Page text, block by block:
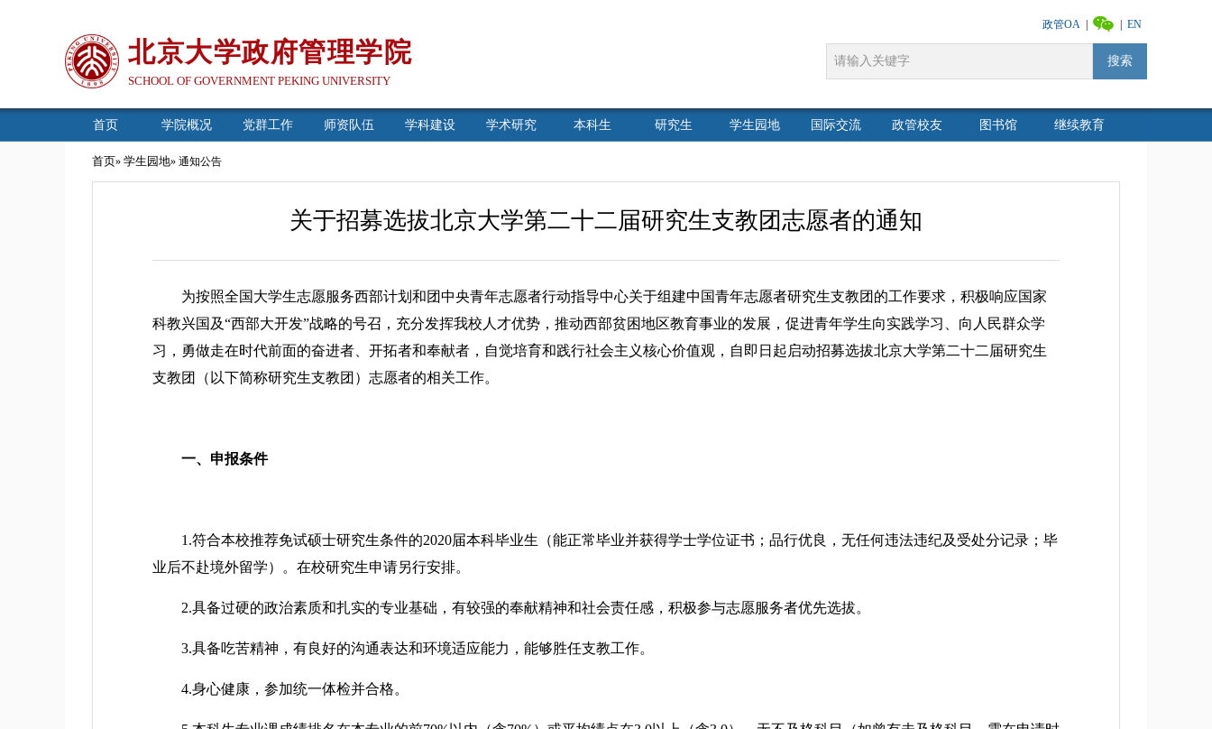
北京大学政府管理学院
SCHOOL OF GOVERNMENT PEKING UNIVERSITY
政管OA EN
搜索
首页 学院概况 党群工作 师资队伍 学科建设 学术研究 本科生 研究生 学生园地 国际交流 政管校友 图书馆 继续教育
首页» 学生园地» 通知公告
关于招募选拔北京大学第二十二届研究生支教团志愿者的通知
为按照全国大学生志愿服务西部计划和团中央青年志愿者行动指导中心关于组建中国青年志愿者研究生支教团的工作要求，积极响应国家
科教兴国及“西部大开发”战略的号召，充分发挥我校人才优势，推动西部贫困地区教育事业的发展，促进青年学生向实践学习、向人民群众学
习，勇做走在时代前面的奋进者、开拓者和奉献者，自觉培育和践行社会主义核心价值观，自即日起启动招募选拔北京大学第二十二届研究生
支教团（以下简称研究生支教团）志愿者的相关工作。
一、申报条件
1.符合本校推荐免试硕士研究生条件的2020届本科毕业生（能正常毕业并获得学士学位证书；品行优良，无任何违法违纪及受处分记录；毕
业后不赴境外留学）。在校研究生申请另行安排。
2.具备过硬的政治素质和扎实的专业基础，有较强的奉献精神和社会责任感，积极参与志愿服务者优先选拔。
3.具备吃苦精神，有良好的沟通表达和环境适应能力，能够胜任支教工作。
4.身心健康，参加统一体检并合格。